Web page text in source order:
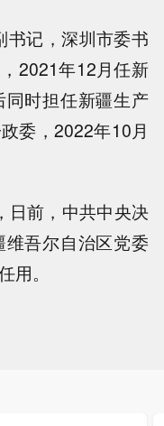
记，深圳市委书
2021年12月任新
时担任新疆生产
委，2022年10月
日前，中共中央决
吾尔自治区党委
用。